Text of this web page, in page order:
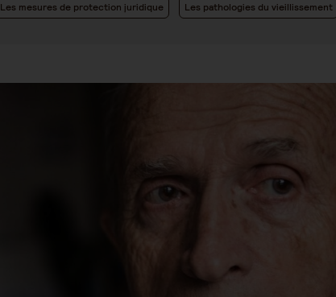
Les mesures de protection juridique Les pathologies du vieillissement